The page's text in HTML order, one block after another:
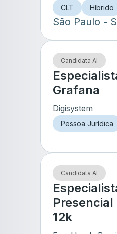
CLT Híbrido
São Paulo -
Candidata AI
Grafana
Digisystem
Pessoa Jurídica
Candidata AI
Presencial
12k